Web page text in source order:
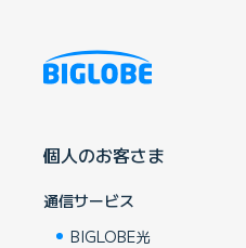
個人のお客さま
通信サービス
BIGLOBE光